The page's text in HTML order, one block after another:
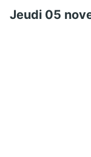
Jeudi 05